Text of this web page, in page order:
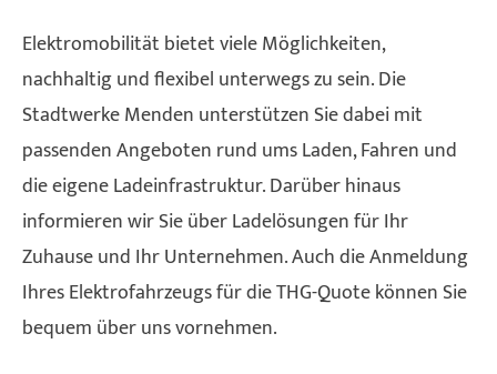
Elektromobilität bietet viele Möglichkeiten,
nachhaltig und flexibel unterwegs zu sein. Die
Stadtwerke Menden unterstützen Sie dabei mit
passenden Angeboten rund ums Laden, Fahren und
die eigene Ladeinfrastruktur. Darüber hinaus
informieren wir Sie über Ladelösungen für Ihr
Zuhause und Ihr Unternehmen. Auch die Anmeldung
Ihres Elektrofahrzeugs für die THG-Quote können Sie
bequem über uns vornehmen.